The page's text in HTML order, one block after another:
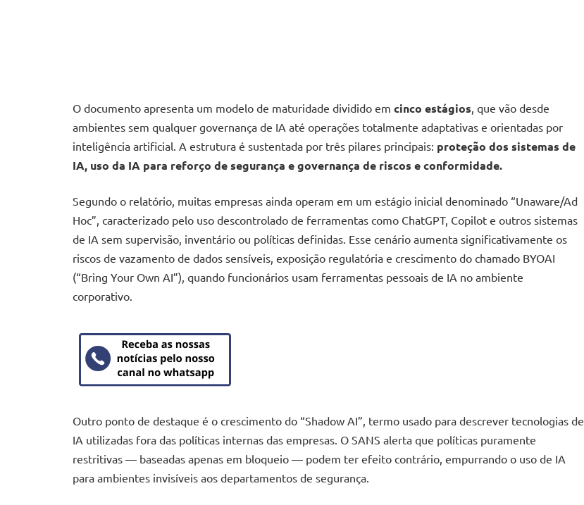
O documento apresenta um modelo de maturidade dividido em cinco estágios , que vão desde
ambientes sem qualquer governança de IA até operações totalmente adaptativas e orientadas por
inteligência artificial. A estrutura é sustentada por três pilares principais: proteção dos sistemas de
IA, uso da IA para reforço de segurança e governança de riscos e conformidade.
Segundo o relatório, muitas empresas ainda operam em um estágio inicial denominado “Unaware/Ad
Hoc”, caracterizado pelo uso descontrolado de ferramentas como ChatGPT, Copilot e outros sistemas
de IA sem supervisão, inventário ou políticas definidas. Esse cenário aumenta significativamente os
riscos de vazamento de dados sensíveis, exposição regulatória e crescimento do chamado BYOAI
(“Bring Your Own AI”), quando funcionários usam ferramentas pessoais de IA no ambiente
corporativo.
Outro ponto de destaque é o crescimento do “Shadow AI”, termo usado para descrever tecnologias de
IA utilizadas fora das políticas internas das empresas. O SANS alerta que políticas puramente
restritivas — baseadas apenas em bloqueio — podem ter efeito contrário, empurrando o uso de IA
para ambientes invisíveis aos departamentos de segurança.